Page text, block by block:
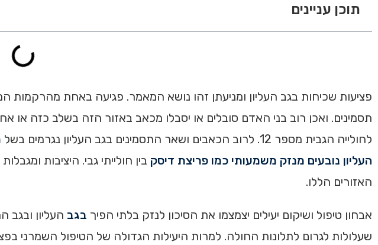
תוכן עניינים
פציעות שכיחות בגב העליון ומניעתן זהו נושא המאמר. פגיעה באחת מהרקמות
תסמינים. ואכן רוב בני האדם סובלים או יסבלו מכאב באזור הזה בשלב כזה או
לחולייה הגבית מספר 12. לרוב הכאבים ושאר התסמינים בגב העליון נגרמים בשל
העליון נובעים מנזק משמעותי כמו פריצת דיסק בין חולייתי גבי. היציבות
האזורים הללו.
אבחון טיפול ושיקום יעילים יצמצמו את הסיכון לנזק בלתי הפיך בגב העליון
שעלולות לגרום לתלונות החולה. למרות היעילות הגדולה של הטיפול השמרני